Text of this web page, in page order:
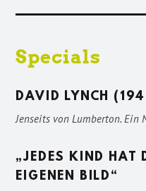
Specials
DAVID LYNCH
Jenseits von Lumberton. Ein
„JEDES KIND HAT
EIGENEN BILD“